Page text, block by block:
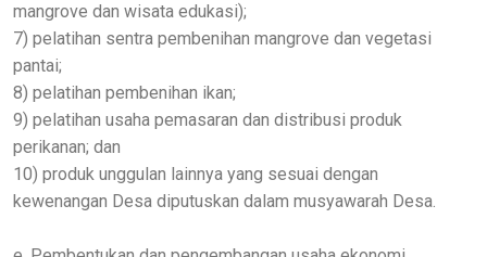
mangrove dan wisata edukasi);
7) pelatihan sentra pembenihan mangrove dan vegetasi
pantai;
8) pelatihan pembenihan ikan;
9) pelatihan usaha pemasaran dan distribusi produk
perikanan; dan
10) produk unggulan lainnya yang sesuai dengan
kewenangan Desa diputuskan dalam musyawarah Desa.